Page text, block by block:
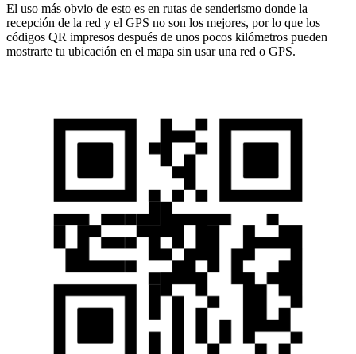
El uso más obvio de esto es en rutas de senderismo donde la
recepción de la red y el GPS no son los mejores, por lo que los
códigos QR impresos después de unos pocos kilómetros pueden
mostrarte tu ubicación en el mapa sin usar una red o GPS.